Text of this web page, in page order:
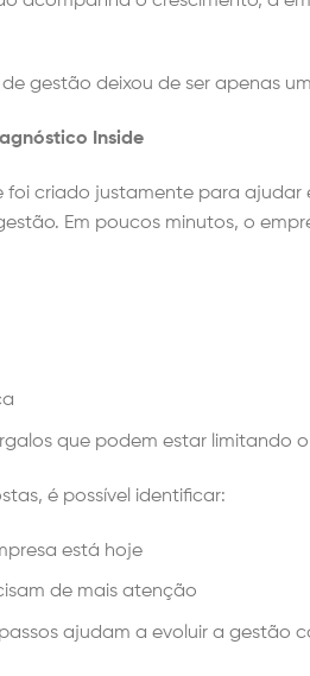
gestão deixou de ser apenas
Inside
foi criado justamente para
Em poucos minutos, o
que podem estar limitando
é possível identificar:
está hoje
de mais atenção
ajudam a evoluir a gestão